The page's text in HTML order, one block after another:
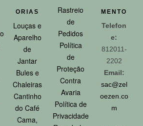
ORIAS
Louças e
Aparelho
de
Jantar
Bules e
Chaleiras
Cantinho
do Café
Cama,
Rastreio
de
Pedidos
Política
de
Proteção
Contra
Avaria
Política de
Privacidade
MENTO
Telefon
e:
812011-
2202
Email:
sac@zel
oezen.co
m